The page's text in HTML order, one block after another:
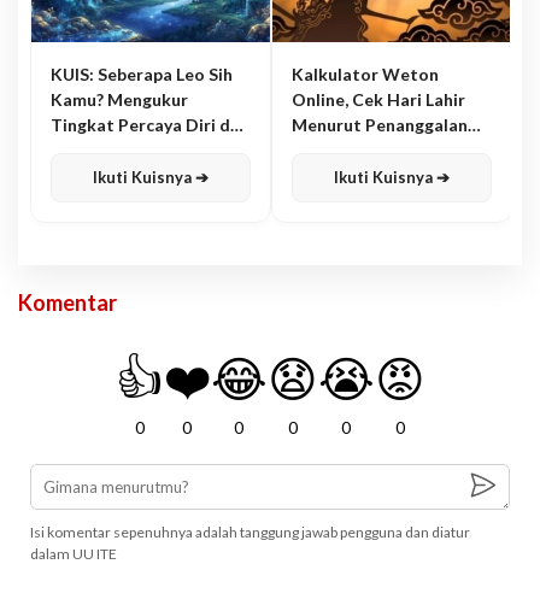
KUIS: Seberapa Leo Sih
Kamu? Mengukur
Tingkat Percaya Diri dan
Ikuti Kuisnya ➔
Kalkulator Weton
Online, Cek Hari Lahir
Menurut Penanggalan
Ikuti Kuisnya ➔
Komentar
👍
0
❤️
0
😂
0
😧
0
😭
0
😡
0
Isi komentar sepenuhnya adalah tanggung jawab pengguna dan diatur
dalam UU ITE